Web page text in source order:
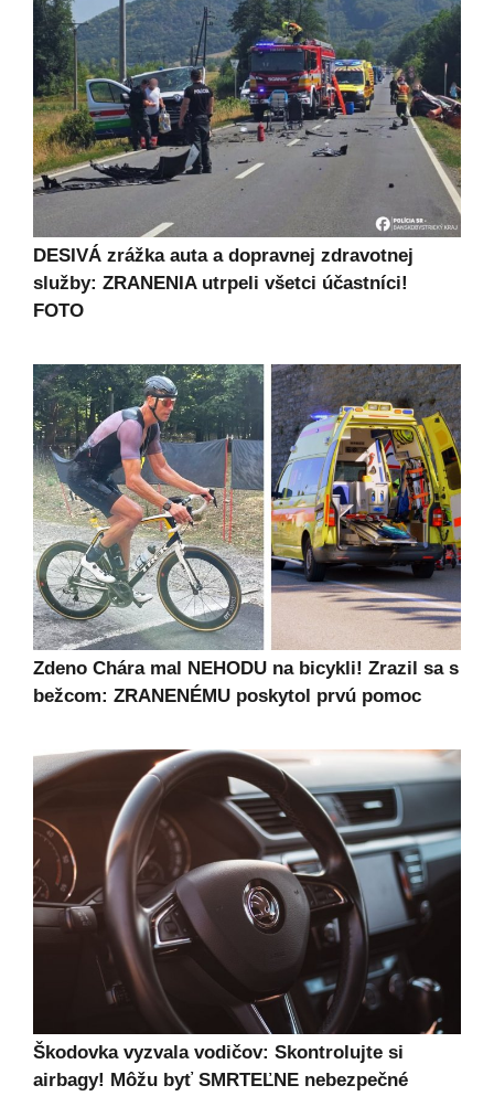
DESIVÁ zrážka auta a dopravnej zdravotnej
služby: ZRANENIA utrpeli všetci účastníci!
FOTO
Zdeno Chára mal NEHODU na bicykli! Zrazil sa s
bežcom: ZRANENÉMU poskytol prvú pomoc
Škodovka vyzvala vodičov: Skontrolujte si
airbagy! Môžu byť SMRTEĽNE nebezpečné